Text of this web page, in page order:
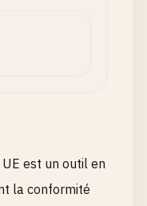
est un outil en
la conformité